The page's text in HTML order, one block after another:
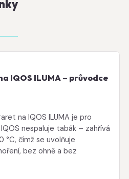
IQOS ILUMA – průvodce
na IQOS ILUMA je pro
nespaluje tabák – zahřívá
čímž se uvolňuje
bez ohně a bez